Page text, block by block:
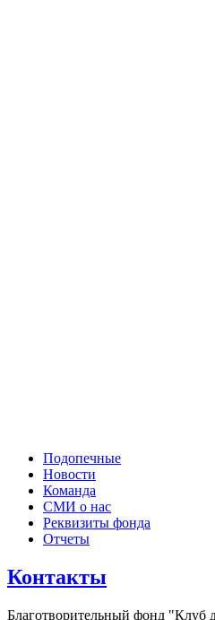
Подопечные
Новости
Команда
СМИ о нас
Реквизиты фонда
Отчеты
Контакты
Благотворительный фонд "Клуб